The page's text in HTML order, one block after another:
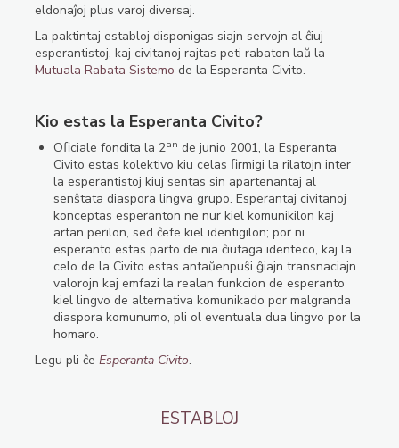
eldonaĵoj plus varoj diversaj.
La paktintaj establoj disponigas siajn servojn al ĉiuj
esperantistoj, kaj civitanoj rajtas peti rabaton laŭ la
Mutuala Rabata Sistemo de la Esperanta Civito.
Kio estas la Esperanta Civito?
Oﬁciale fondita la 2an de junio 2001, la Esperanta
Civito estas kolektivo kiu celas ﬁrmigi la rilatojn inter
la esperantistoj kiuj sentas sin apartenantaj al
senŝtata diaspora lingva grupo. Esperantaj civitanoj
konceptas esperanton ne nur kiel komunikilon kaj
artan perilon, sed ĉefe kiel identigilon; por ni
esperanto estas parto de nia ĉiutaga identeco, kaj la
celo de la Civito estas antaŭenpuŝi ĝiajn transnaciajn
valorojn kaj emfazi la realan funkcion de esperanto
kiel lingvo de alternativa komunikado por malgranda
diaspora komunumo, pli ol eventuala dua lingvo por la
homaro.
Legu pli ĉe Esperanta Civito.
ESTABLOJ